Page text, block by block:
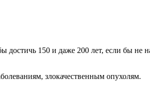
достичь 150 и даже 200 лет, если бы не
злокачественным опухолям.